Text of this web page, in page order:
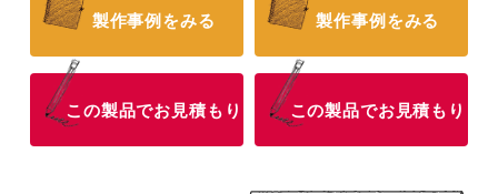
製作事例をみる
この製品でお見積もり
製作事例をみる
この製品でお見積もり